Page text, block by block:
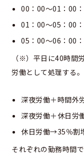
00：00～01：00
01：00～05：00
05：00～06：00
（※）平日に40時間
労働として処理する。
深夜労働＋時間外
深夜労働＋休日労
休日労働→35％割
それぞれの勤務時間